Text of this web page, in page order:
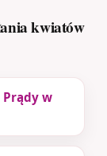
kwiatów
Prądy w